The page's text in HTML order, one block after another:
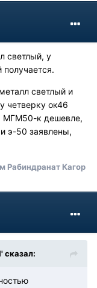
светлый, у
светлый и
четверку ок46
МГМ50-к дешевле,
э-50 заявлены,
Рабиндранат Кагор
сказал: